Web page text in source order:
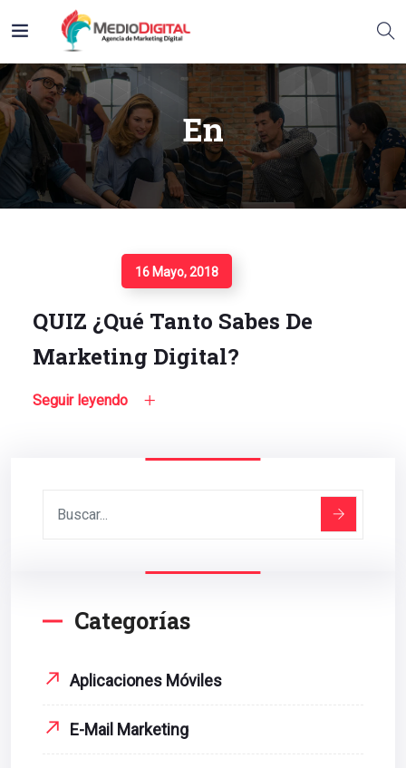
En
16 Mayo, 2018
QUIZ ¿Qué Tanto Sabes De
Marketing Digital?
Seguir leyendo
Categorías
Aplicaciones Móviles
E-Mail Marketing